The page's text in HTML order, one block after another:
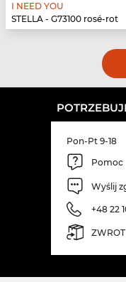
I NEED YOU
STELLA - G73100 rosé-rot
Pon-Pt 9-18
Pomoc
Wyślij
+48 22